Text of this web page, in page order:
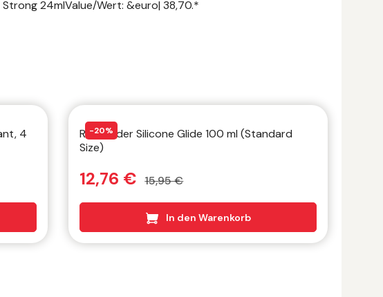
24mlValue/Wert: &euro| 38,70.*
4
20%
Rude Rider Silicone Glide 100 ml (Standard
Size)
12,76 € 15,95 €
In den Warenkorb